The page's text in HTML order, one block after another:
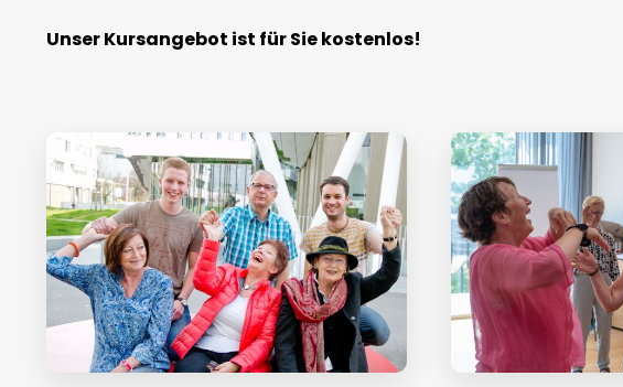
Unser Kursangebot ist für Sie kostenlos!